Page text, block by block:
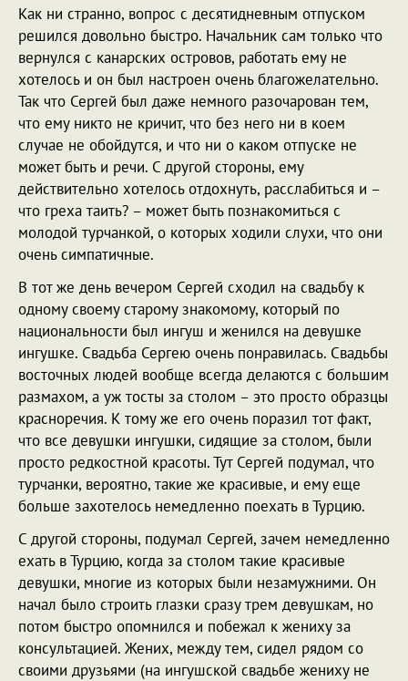
Как ни странно, вопрос с десятидневным отпуском
решился довольно быстро. Начальник сам только что
вернулся с канарских островов, работать ему не
хотелось и он был настроен очень благожелательно.
Так что Сергей был даже немного разочарован тем,
что ему никто не кричит, что без него ни в коем
случае не обойдутся, и что ни о каком отпуске не
может быть и речи. С другой стороны, ему
действительно хотелось отдохнуть, расслабиться и –
что греха таить? – может быть познакомиться с
молодой турчанкой, о которых ходили слухи, что они
очень симпатичные.
В тот же день вечером Сергей сходил на свадьбу к
одному своему старому знакомому, который по
национальности был ингуш и женился на девушке
ингушке. Свадьба Сергею очень понравилась. Свадьбы
восточных людей вообще всегда делаются с большим
размахом, а уж тосты за столом – это просто образцы
красноречия. К тому же его очень поразил тот факт,
что все девушки ингушки, сидящие за столом, были
просто редкостной красоты. Тут Сергей подумал, что
турчанки, вероятно, такие же красивые, и ему еще
больше захотелось немедленно поехать в Турцию.
С другой стороны, подумал Сергей, зачем немедленно
ехать в Турцию, когда за столом такие красивые
девушки, многие из которых были незамужними. Он
начал было строить глазки сразу трем девушкам, но
потом быстро опомнился и побежал к жениху за
консультацией. Жених, между тем, сидел рядом со
своими друзьями (на ингушской свадьбе жениху не